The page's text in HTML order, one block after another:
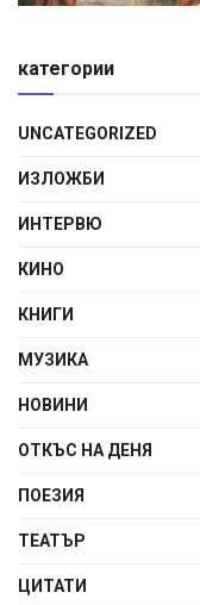
категории
UNCATEGORIZED
ИЗЛОЖБИ
ИНТЕРВЮ
КИНО
КНИГИ
МУЗИКА
НОВИНИ
ОТКЪС НА ДЕНЯ
ПОЕЗИЯ
ТЕАТЪР
ЦИТАТИ